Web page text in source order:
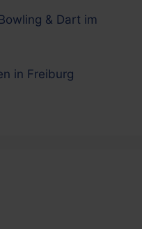
& Dart im
in Freiburg